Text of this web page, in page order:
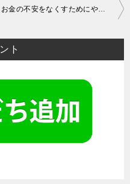
お金の不安をなくすためにやるべきこと・・・住宅について（２）
ト